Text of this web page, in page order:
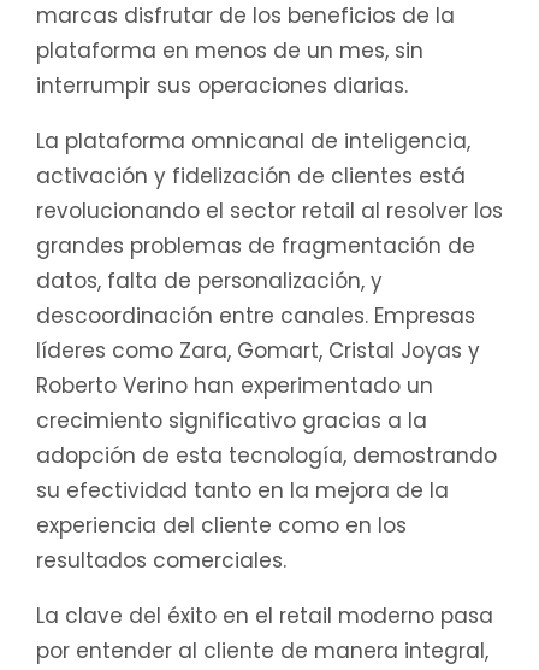
marcas disfrutar de los beneficios de la
plataforma en menos de un mes, sin
interrumpir sus operaciones diarias.
La plataforma omnicanal de inteligencia,
activación y fidelización de clientes está
revolucionando el sector retail al resolver los
grandes problemas de fragmentación de
datos, falta de personalización, y
descoordinación entre canales. Empresas
líderes como Zara, Gomart, Cristal Joyas y
Roberto Verino han experimentado un
crecimiento significativo gracias a la
adopción de esta tecnología, demostrando
su efectividad tanto en la mejora de la
experiencia del cliente como en los
resultados comerciales.
La clave del éxito en el retail moderno pasa
por entender al cliente de manera integral,